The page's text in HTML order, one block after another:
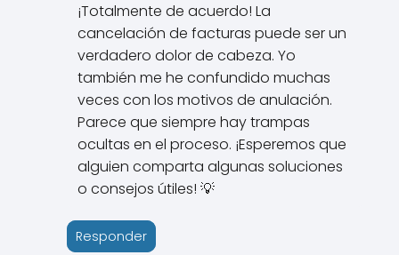
¡Totalmente de acuerdo! La
cancelación de facturas puede ser un
verdadero dolor de cabeza. Yo
también me he confundido muchas
veces con los motivos de anulación.
Parece que siempre hay trampas
ocultas en el proceso. ¡Esperemos que
alguien comparta algunas soluciones
o consejos útiles! 💡
Responder